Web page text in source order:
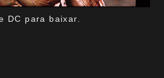
DC para baixar.